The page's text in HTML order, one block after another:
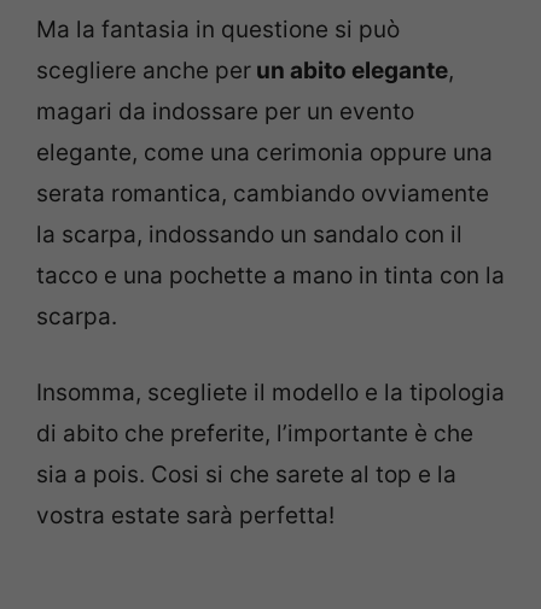
Ma la fantasia in questione si può
scegliere anche per un abito elegante,
magari da indossare per un evento
elegante, come una cerimonia oppure una
serata romantica, cambiando ovviamente
la scarpa, indossando un sandalo con il
tacco e una pochette a mano in tinta con la
scarpa.
Insomma, scegliete il modello e la tipologia
di abito che preferite, l’importante è che
sia a pois. Cosi si che sarete al top e la
vostra estate sarà perfetta!